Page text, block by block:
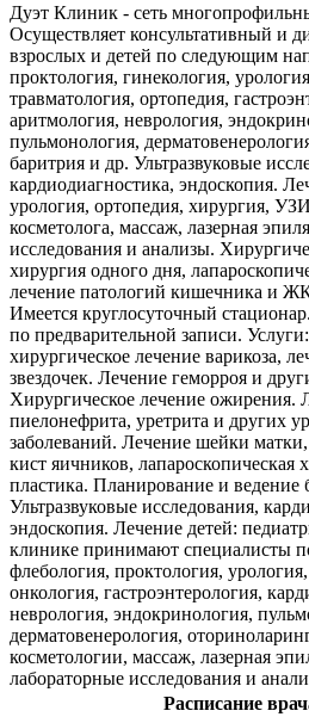
Дуэт Клиник - сеть
Осуществляет консультативный и
взрослых и детей по следующим
проктология, гинекология,
травматология, ортопедия,
аритмология, неврология,
пульмонология,
баритрия и др. Ультразвуковые
кардиодиагностика, эндоскопия.
урология, ортопедия, хирургия,
косметолога, массаж, лазерная
исследования и анализы.
хирургия одного дня,
лечение патологий кишечника и
Имеется круглосуточный
по предварительной записи.
хирургическое лечение варикоза,
звездочек. Лечение геморроя и
Хирургическое лечение ожирения.
пиелонефрита, уретрита и других
заболеваний. Лечение шейки
кист яичников, лапароскопическая
пластика. Планирование и ведение
Ультразвуковые исследования,
эндоскопия. Лечение детей:
клинике принимают специалисты
флебология, проктология,
онкология, гастроэнтерология,
неврология, эндокринология,
дерматовенерология,
косметологии, массаж, лазерная
лабораторные исследования и
Расписание